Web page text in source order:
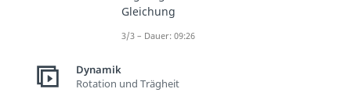
Gleichung
3/3 – Dauer: 09:26
Dynamik
Rotation und Trägheit